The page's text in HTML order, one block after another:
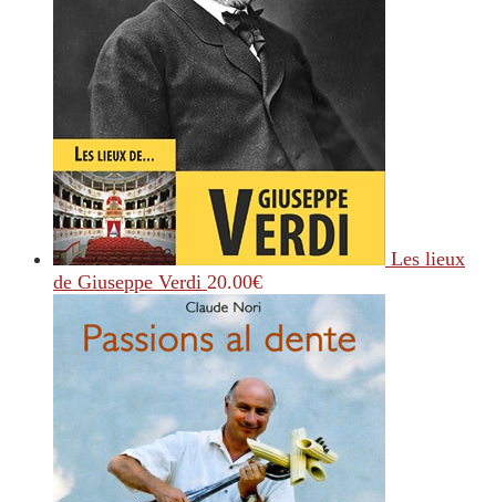
Les lieux
de Giuseppe Verdi 20.00€